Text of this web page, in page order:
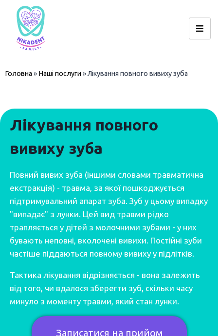
Головна» Наші послуги»Лікування повного вивиху зуба
Лікування повного
вивиху зуба
Повний вивих зуба (іншими словами травматична
екстракція) - травма, за якої пошкоджується
підтримувальний апарат зуба. Зуб у цьому випадку
"випадає" з лунки. Цей вид травми рідко
трапляється у дітей з молочними зубами - у них
бувають неповні, вколочені вивихи. Постійні зуби
частіше піддаються повному вивиху у підлітків.
Тактика лікування відрізняється - вона залежить
від того, чи вдалося зберегти зуб, скільки часу
минуло з моменту травми, який стан лунки.
Записатися на прийом